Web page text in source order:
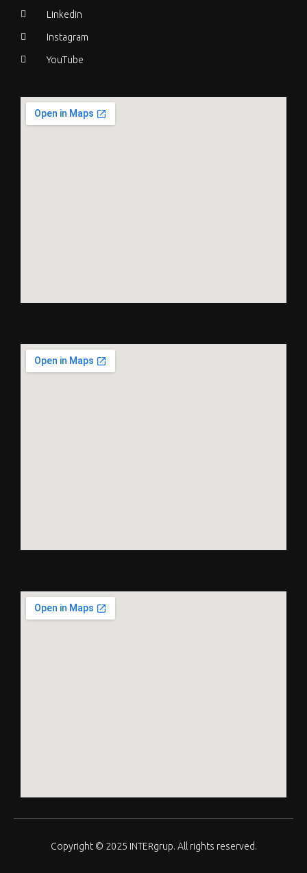
Linkedin
Instagram
YouTube
Copyright © 2025 INTERgrup. All rights reserved.